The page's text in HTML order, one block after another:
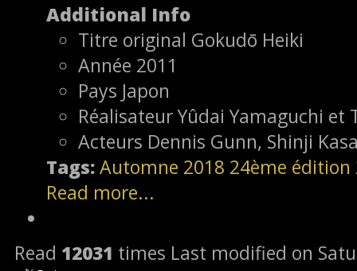
Additional Info
Titre original Gokudō Heiki
Année 2011
Pays Japon
RéalisateurYûdai Yamaguchi et
Acteurs Dennis Gunn, Shinji
Tags:Automne 2018 24ème édition
Read more...
Read 12031 times Last modified on